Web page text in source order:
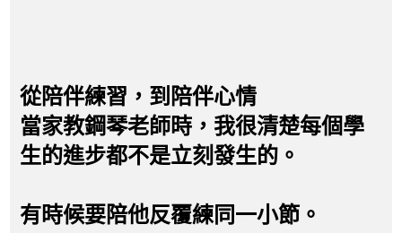
從陪伴練習，到陪伴心情
當家教鋼琴老師時，我很清楚每個學
生的進步都不是立刻發生的。
有時候要陪他反覆練同一小節。